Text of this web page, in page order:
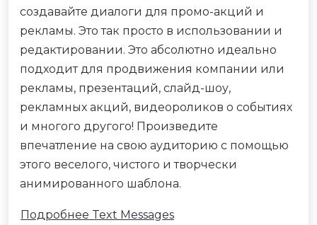
создавайте диалоги для промо-акций и
рекламы. Это так просто в использовании и
редактировании. Это абсолютно идеально
подходит для продвижения компании или
рекламы, презентаций, слайд-шоу,
рекламных акций, видеороликов о событиях
и многого другого! Произведите
впечатление на свою аудиторию с помощью
этого веселого, чистого и творчески
анимированного шаблона.
Подробнее Text Messages